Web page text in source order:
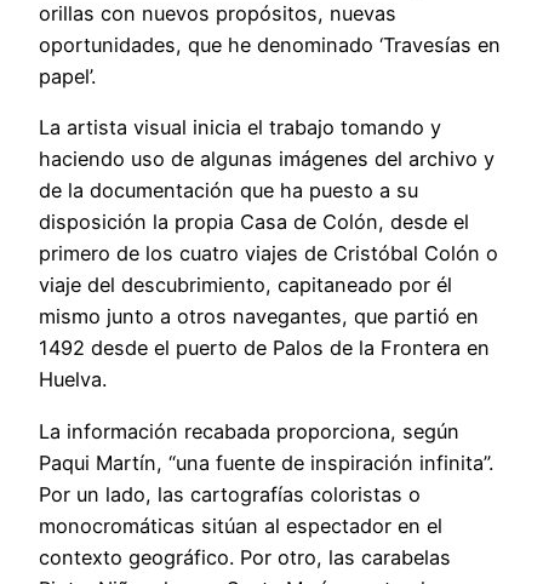
orillas con nuevos propósitos, nuevas
oportunidades, que he denominado ‘Travesías en
papel’.
La artista visual inicia el trabajo tomando y
haciendo uso de algunas imágenes del archivo y
de la documentación que ha puesto a su
disposición la propia Casa de Colón, desde el
primero de los cuatro viajes de Cristóbal Colón o
viaje del descubrimiento, capitaneado por él
mismo junto a otros navegantes, que partió en
1492 desde el puerto de Palos de la Frontera en
Huelva.
La información recabada proporciona, según
Paqui Martín, “una fuente de inspiración infinita”.
Por un lado, las cartografías coloristas o
monocromáticas sitúan al espectador en el
contexto geográfico. Por otro, las carabelas